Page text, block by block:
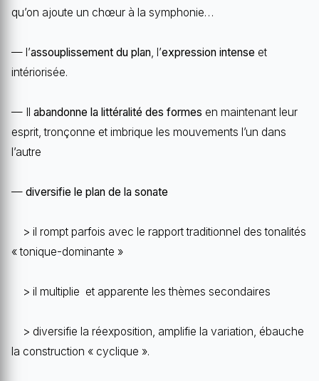
qu’on ajoute un chœur à la symphonie…
— l’assouplissement du plan , l’expression intense et
intériorisée.
— Il abandonne la littéralité des formes en maintenant leur
esprit, tronçonne et imbrique les mouvements l’un dans
l’autre
— diversifie le plan de la sonate
> il rompt parfois avec le rapport traditionnel des tonalités
« tonique-dominante »
> il multiplie et apparente les thèmes secondaires
> diversifie la réexposition, amplifie la variation, ébauche
la construction « cyclique ».